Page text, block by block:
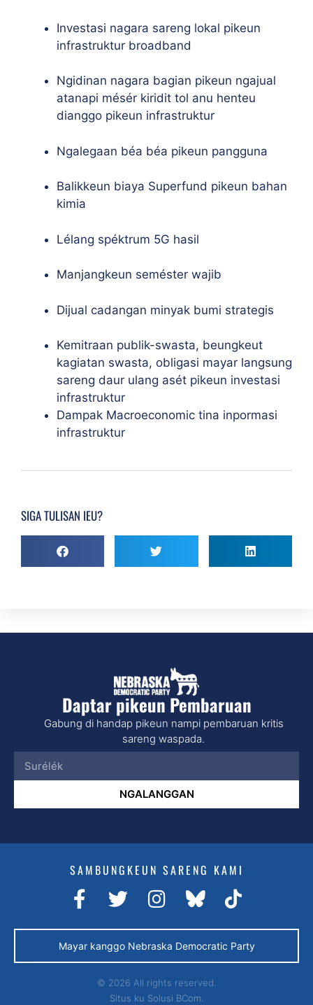
Investasi nagara sareng lokal pikeun
infrastruktur broadband
Ngidinan nagara bagian pikeun ngajual
atanapi mésér kiridit tol anu henteu
dianggo pikeun infrastruktur
Ngalegaan béa béa pikeun pangguna
Balikkeun biaya Superfund pikeun bahan
kimia
Lélang spéktrum 5G hasil
Manjangkeun seméster wajib
Dijual cadangan minyak bumi strategis
Kemitraan publik-swasta, beungkeut
kagiatan swasta, obligasi mayar langsung
sareng daur ulang asét pikeun investasi
infrastruktur
Dampak Macroeconomic tina inpormasi
infrastruktur
SIGA TULISAN IEU?
Daptar pikeun Pembaruan
Gabung di handap pikeun nampi pembaruan kritis
sareng waspada.
NGALANGGAN
SAMBUNGKEUN SARENG KAMI
Mayar kanggo Nebraska Democratic Party
© 2026 All rights reserved.
Situs ku Solusi BCom.